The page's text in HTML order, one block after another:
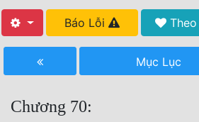
Truyện Mới Ra
Hoàn Thành
Hậu Cung
Báo Lỗi Theo
Mục Lục
Chương 70: